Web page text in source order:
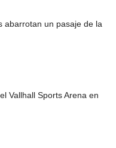
abarrotan un pasaje de la
Vallhall Sports Arena en